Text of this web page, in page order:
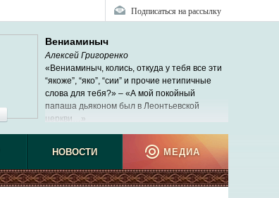
Подписаться на рассылку
Вениаминыч
Алексей Григоренко
«Вениаминыч, колись, откуда у тебя все эти
“якоже”, “яко”, “сии” и прочие нетипичные
слова для тебя?» – «А мой покойный
папаша дьяконом был в Леонтьевской
церкви…»
НОВОСТИ МЕДИА